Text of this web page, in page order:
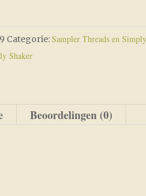
Categorie:Sampler Threads en
Shaker
Beoordelingen (0)